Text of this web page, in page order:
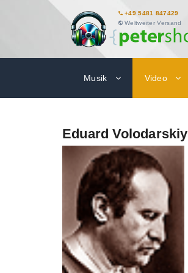
+49 5481 847429
Weltweiter Versand
Musik Video
Eduard Volodarskiy